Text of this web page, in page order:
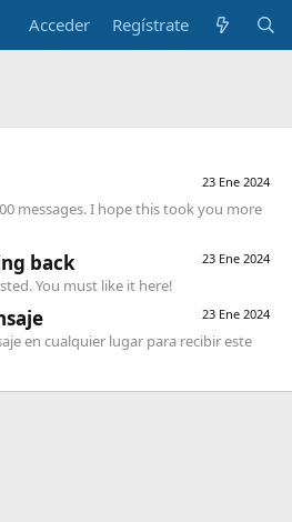
Acceder Regístrate
23 Ene 2024
messages. I hope this took you more
23 Ene 2024
back
You must like it here!
23 Ene 2024
en cualquier lugar para recibir este